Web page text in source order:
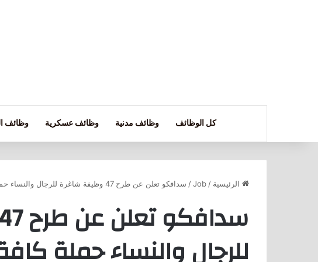
كل الوظائف وظائف مدنية وظائف عسكرية وظائف
الرئيسية /
Job
/ سدافكو تعلن عن طرح 47 وظيفة شاغرة للرجال والنساء حملة كافة المؤهلات.
للرجال والنساء حملة